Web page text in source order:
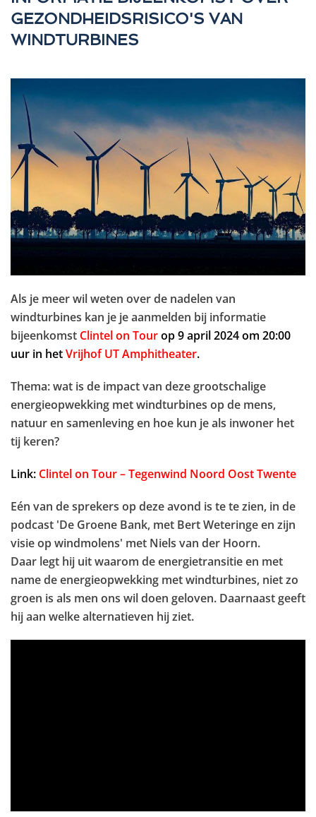
GEZONDHEIDSRISICO'S VAN
WINDTURBINES
Als je meer wil weten over de nadelen van
windturbines kan je je aanmelden bij informatie
bijeenkomst Clintel on Tourop 9 april 2024 om 20:00
uur in hetVrijhof UT Amphitheater.
Thema: wat is de impact van deze grootschalige
energieopwekking met windturbines op de mens,
natuur en samenleving en hoe kun je als inwoner het
tij keren?
Link: Clintel on Tour – Tegenwind Noord Oost Twente
Eén van de sprekers op deze avond is te te zien, in de
podcast 'De Groene Bank, met Bert Weteringe en zijn
visie op windmolens' met Niels van der Hoorn.
Daar legt hij uit waarom de energietransitie en met
name de energieopwekking met windturbines, niet zo
groen is als men ons wil doen geloven. Daarnaast geeft
hij aan welke alternatieven hij ziet.